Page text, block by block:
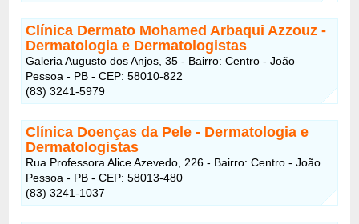
Clínica Dermato Mohamed Arbaqui Azzouz -
Dermatologia e Dermatologistas
Galeria Augusto dos Anjos, 35 - Bairro: Centro - João
Pessoa - PB - CEP: 58010-822
(83) 3241-5979
Clínica Doenças da Pele- Dermatologia e
Dermatologistas
Rua Professora Alice Azevedo, 226 - Bairro: Centro - João
Pessoa - PB - CEP: 58013-480
(83) 3241-1037